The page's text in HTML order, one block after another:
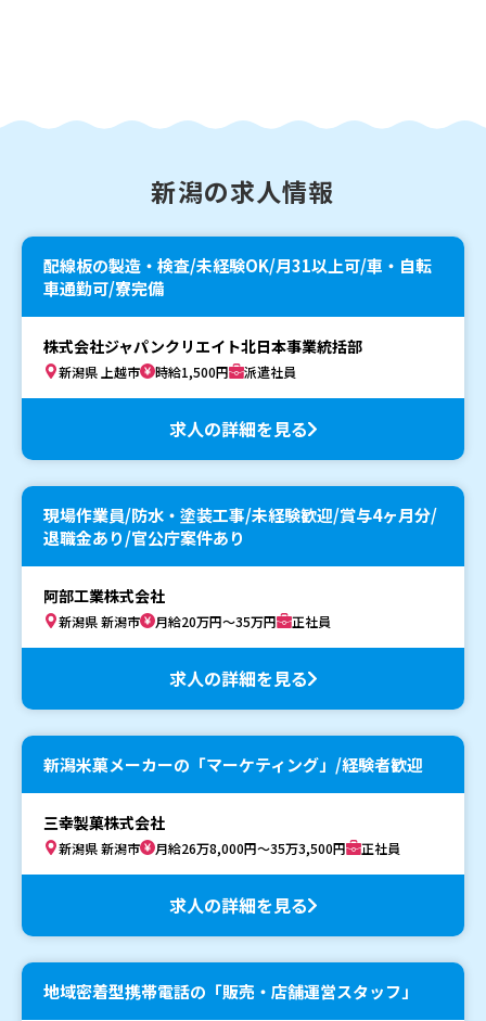
新潟の求人情報
配線板の製造・検査/未経験OK/月31以上可/車・自転
車通勤可/寮完備
株式会社ジャパンクリエイト北日本事業統括部
新潟県 上越市 時給1,500円 派遣社員
求人の詳細を見る
現場作業員/防水・塗装工事/未経験歓迎/賞与4ヶ月分/
退職金あり/官公庁案件あり
阿部工業株式会社
新潟県 新潟市 月給20万円～35万円 正社員
求人の詳細を見る
新潟米菓メーカーの「マーケティング」/経験者歓迎
三幸製菓株式会社
新潟県 新潟市 月給26万8,000円～35万3,500円 正社員
求人の詳細を見る
地域密着型携帯電話の「販売・店舗運営スタッフ」